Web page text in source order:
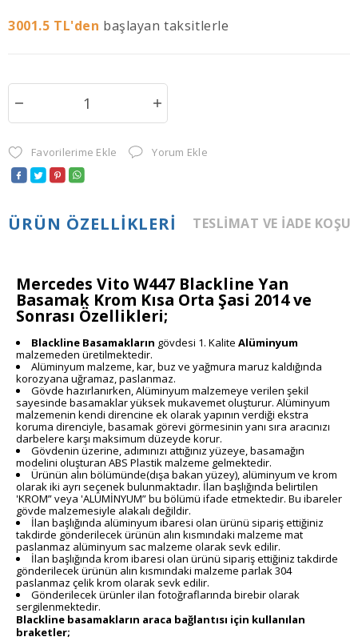
3001.5 TL'den başlayan taksitlerle
Favorilerime Ekle Yorum Ekle
ÜRÜN ÖZELLIKLERI TESLIMAT VE İADE
Mercedes Vito W447 Blackline Yan
Basamak Krom Kısa Orta Şasi 2014 ve
Sonrası Özellikleri;
Blackline Basamakların gövdesi 1. Kalite Alüminyum
malzemeden üretilmektedir.
Alüminyum malzeme, kar, buz ve yağmura maruz kaldığında
korozyana uğramaz, paslanmaz.
Gövde hazırlanırken, Alüminyum malzemeye verilen şekil
sayesinde basamaklar yüksek mukavemet oluşturur. Alüminyum
malzemenin kendi direncine ek olarak yapının verdiği ekstra
koruma direnciyle, basamak görevi görmesinin yanı sıra aracınızı
darbelere karşı maksimum düzeyde korur.
Gövdenin üzerine, adımınızı attığınız yüzeye, basamağın
modelini oluşturan ABS Plastik malzeme gelmektedir.
Ürünün alın bölümünde(dışa bakan yüzey), alüminyum ve krom
olarak iki ayrı seçenek bulunmaktadır. İlan başlığında belirtilen
'KROM” veya 'ALÜMİNYUM” bu bölümü ifade etmektedir. Bu ibareler
gövde malzemesiyle alakalı değildir.
İlan başlığında alüminyum ibaresi olan ürünü sipariş ettiğiniz
takdirde gönderilecek ürünün alın kısmındaki malzeme mat
paslanmaz alüminyum sac malzeme olarak sevk edilir.
İlan başlığında krom ibaresi olan ürünü sipariş ettiğiniz takdirde
gönderilecek ürünün alın kısmındaki malzeme parlak 304
paslanmaz çelik krom olarak sevk edilir.
Gönderilecek ürünler ilan fotoğraflarında birebir olarak
sergilenmektedir.
Blackline basamakların araca bağlantısı için kullanılan
braketler;